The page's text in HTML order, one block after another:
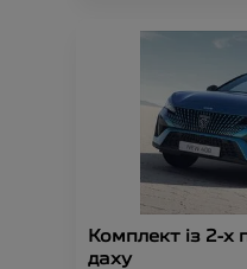
Комплект із 2-х
даху